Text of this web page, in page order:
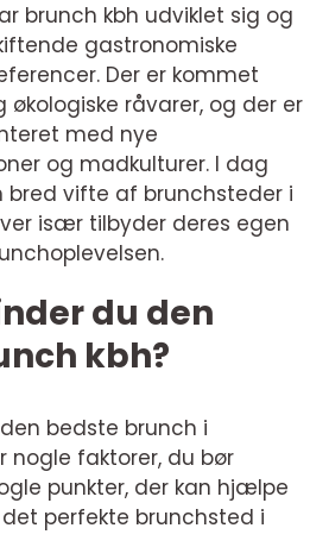
brunch kbh udviklet sig og
gastronomiske
Der er kommet
økologiske råvarer, og der er
med nye
og madkulturer. I dag
bred vifte af brunchsteder i
især tilbyder deres egen
du den
kbh?
bedste brunch i
nogle faktorer, du bør
punkter, der kan hjælpe
perfekte brunchsted i